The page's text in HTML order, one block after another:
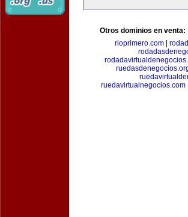
Otros dominios en venta:
rioprimero.com|
ruedavirtualnegocios.com|